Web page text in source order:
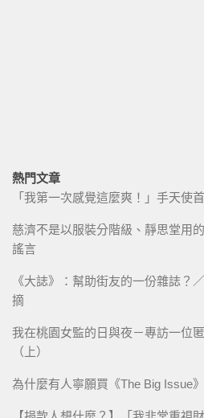
熱門文章
「我第一次感覺這麼爽！」手天使
慈濟不是以服裝分階級、靜思堂用
謠言
《大誌》：幫助街友的一份雜誌？
摘
我在桃園女監的日與夜－專訪一位
（上）
為什麼有人寧願買《The Big Issue